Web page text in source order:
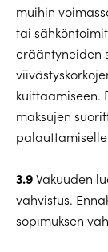
muihin
tai
erääntyneiden
kuittaamiseen.
maksujen
3.9Vakuuden
vahvistus.
sopimuksen